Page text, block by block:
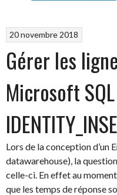
20 novembre 2018
Gérer les
Microsoft
Lors de la conception d’un
datawarehouse), la
celle-ci. En effet au
que les temps de réponse